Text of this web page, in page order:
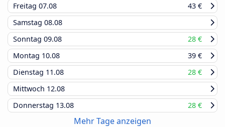
Freitag 07.08
43 €
Samstag 08.08
Sonntag 09.08
28 €
Montag 10.08
39 €
Dienstag 11.08
28 €
Mittwoch 12.08
Donnerstag 13.08 28 €
Mehr Tage anzeigen